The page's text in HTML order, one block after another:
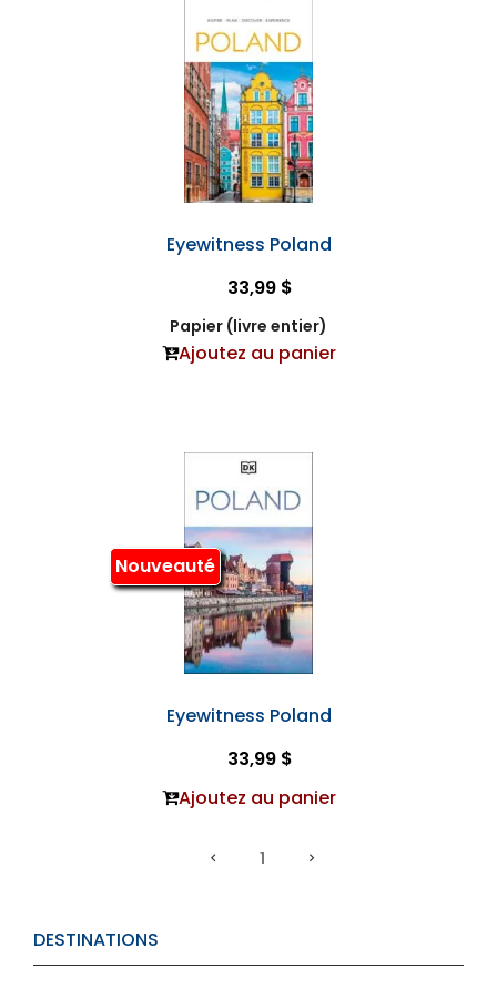
DESTINATIONS
Eyewitness Poland
33,99 $
Papier (livre entier)
Ajoutez au panier
Nouveauté
Eyewitness Poland
33,99 $
Ajoutez au panier
1